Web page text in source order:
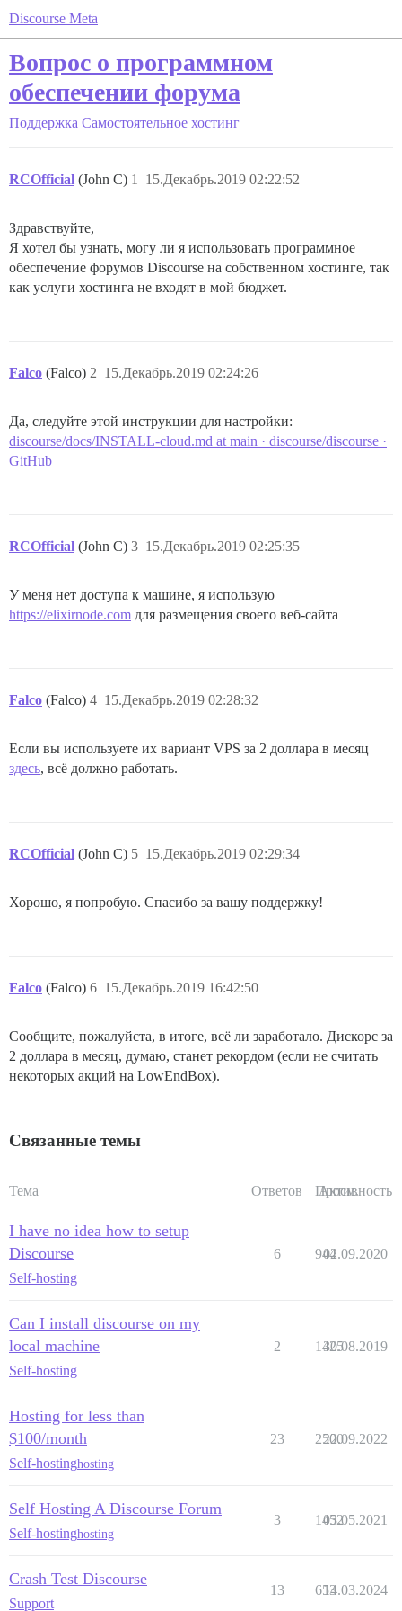
Discourse Meta
Вопрос о программном
обеспечении форума
Поддержка Самостоятельное хостинг
RCOfficial (John C) 15.Декабрь.2019 02:22:52
1
Здравствуйте,
Я хотел бы узнать, могу ли я использовать программное
обеспечение форумов Discourse на собственном хостинге, так
как услуги хостинга не входят в мой бюджет.
Falco (Falco) 15.Декабрь.2019 02:24:26
2
Да, следуйте этой инструкции для настройки:
discourse/docs/INSTALL-cloud.md at main · discourse/discourse ·
GitHub
RCOfficial (John C) 15.Декабрь.2019 02:25:35
3
У меня нет доступа к машине, я использую
https://elixirnode.com для размещения своего веб-сайта
Falco (Falco) 15.Декабрь.2019 02:28:32
4
Если вы используете их вариант VPS за 2 доллара в месяц
здесь, всё должно работать.
RCOfficial (John C) 15.Декабрь.2019 02:29:34
5
Хорошо, я попробую. Спасибо за вашу поддержку!
Falco (Falco) 15.Декабрь.2019 16:42:50
6
Сообщите, пожалуйста, в итоге, всё ли заработало. Дискорс за
2 доллара в месяц, думаю, станет рекордом (если не считать
некоторых акций на LowEndBox).
Связанные темы
Тема Ответов Просм.
Активность
I have no idea how to setup
Discourse
Self-hosting
6 944
02.09.2020
Can I install discourse on my
local machine
Self-hosting
2 1425
30.08.2019
Hosting for less than
$100/month
Self-hostinghosting
23 2500
22.09.2022
Self Hosting A Discourse Forum
Self-hostinghosting
3 1452
03.05.2021
Crash Test Discourse
Support
13 653
14.03.2024